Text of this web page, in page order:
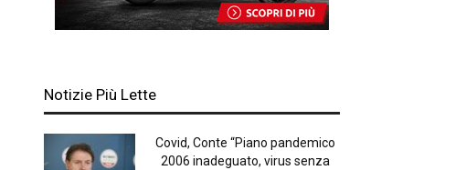
Notizie Più Lette
Covid, Conte “Piano pandemico
2006 inadeguato, virus senza